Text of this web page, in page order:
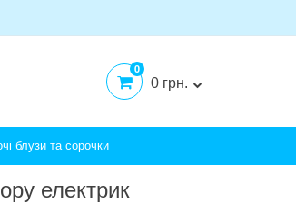
0
0 грн.
блузи та сорочки
електрик